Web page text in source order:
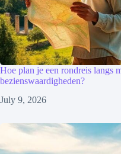
Hoe plan je een rondreis langs
bezienswaardigheden?
July 9, 2026